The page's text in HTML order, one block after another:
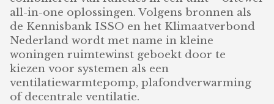
all-in-one oplossingen. Volgens bronnen als
de Kennisbank ISSO en het Klimaatverbond
Nederland wordt met name in kleine
woningen ruimtewinst geboekt door te
kiezen voor systemen als een
ventilatiewarmtepomp, plafondverwarming
of decentrale ventilatie.